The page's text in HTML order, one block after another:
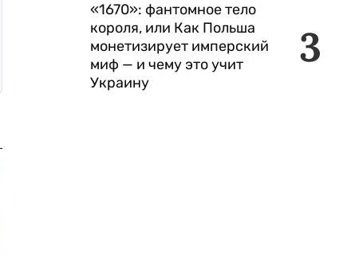
3
«1670»: фантомное тело
короля, или Как Польша
монетизирует имперский
миф — и чему это учит
Украину